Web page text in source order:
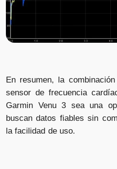
En resumen, la
sensor de frecuencia
Garmin Venu 3 sea una
buscan datos fiables sin
la facilidad de uso.